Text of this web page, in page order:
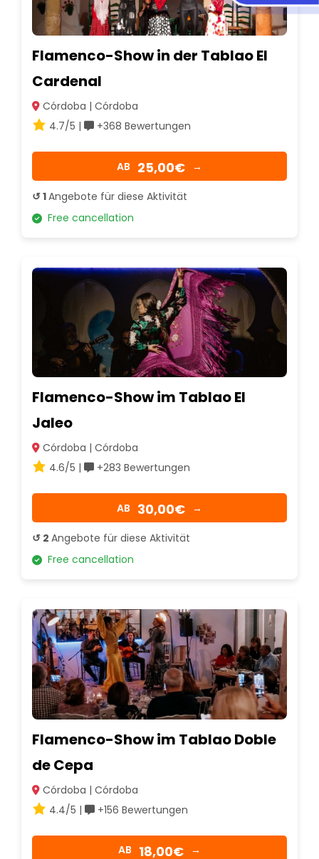
Flamenco-Show in der Tablao El
Cardenal
Córdoba | Córdoba
4.7/5 |
+368 Bewertungen
AB 25,00€ →
↺ 1Angebote für diese Aktivität
Free cancellation
Flamenco-Show im Tablao El
Jaleo
Córdoba | Córdoba
4.6/5 |
+283 Bewertungen
AB 30,00€ →
↺ 2 Angebote für diese Aktivität
Free cancellation
Flamenco-Show im Tablao Doble
de Cepa
Córdoba | Córdoba
4.4/5 |
+156 Bewertungen
AB 18,00€ →